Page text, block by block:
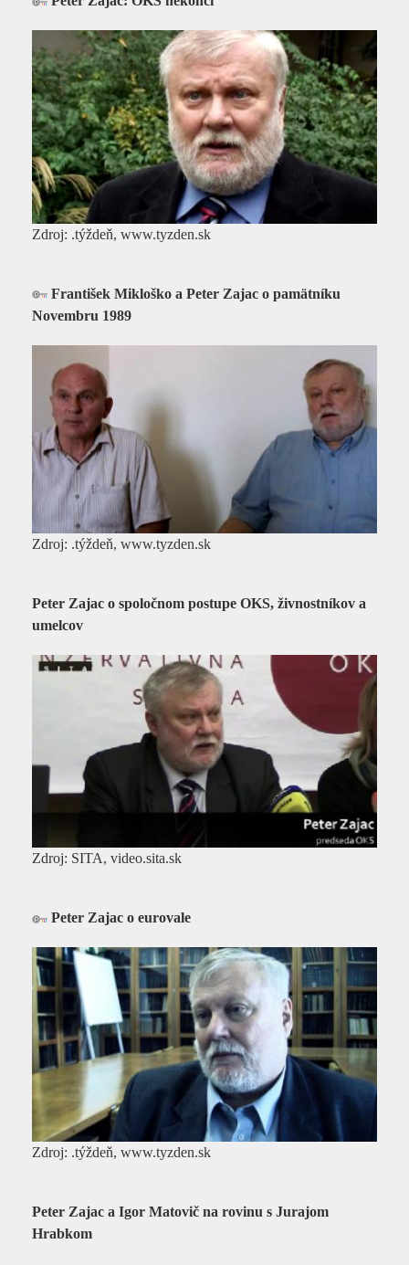
Zdroj: .týždeň, www.tyzden.sk
František Mikloško a Peter Zajac o pamätníku
Novembru 1989
Zdroj: .týždeň, www.tyzden.sk
Peter Zajac o spoločnom postupe OKS, živnostníkov a
umelcov
Zdroj: SITA, video.sita.sk
Peter Zajac o eurovale
Zdroj: .týždeň, www.tyzden.sk
Peter Zajac a Igor Matovič na rovinu s Jurajom
Hrabkom